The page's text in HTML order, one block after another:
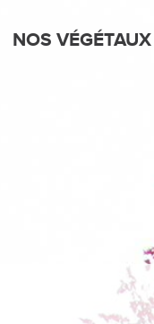
NOS VÉGÉTAUX